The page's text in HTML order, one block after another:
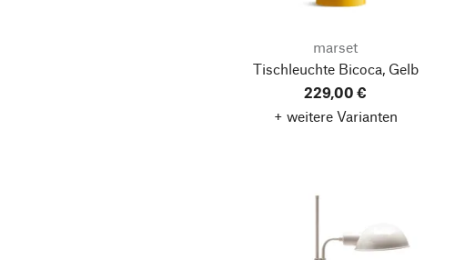
marset
Tischleuchte Bicoca, Gelb
229,00 €
+ weitere Varianten